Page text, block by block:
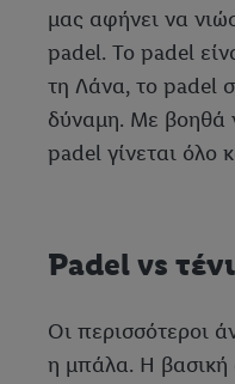
μας αφήνει να
padel. Το padel
τη Λάνα, το padel
δύναμη. Με βοηθά
padel γίνεται όλο
Padel vs
Οι περισσότεροι
η μπάλα. Η βασική